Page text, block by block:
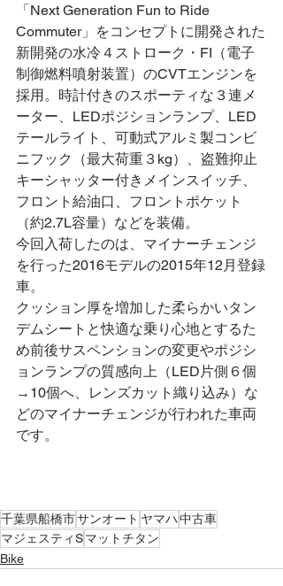
「Next Generation Fun to Ride
Commuter」をコンセプトに開発された
新開発の水冷４ストローク・FI（電子
制御燃料噴射装置）のCVTエンジンを
採用。時計付きのスポーティな３連メ
ーター、LEDポジションランプ、LED
テールライト、可動式アルミ製コンビ
ニフック（最大荷重３kg）、盗難抑止
キーシャッター付きメインスイッチ、
フロント給油口、フロントポケット
（約2.7L容量）などを装備。
今回入荷したのは、マイナーチェンジ
を行った2016モデルの2015年12月登録
車。
クッション厚を増加した柔らかいタン
デムシートと快適な乗り心地とするた
め前後サスペンションの変更やポジシ
ョンランプの質感向上（LED片側６個
→10個へ、レンズカット織り込み）な
どのマイナーチェンジが行われた車両
です。
千葉県船橋市サンオート ヤマハ中古車
マジェスティSマットチタン
Bike